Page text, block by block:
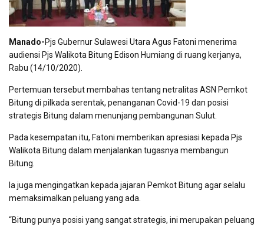
Manado-Pjs Gubernur Sulawesi Utara Agus Fatoni menerima
audiensi Pjs Walikota Bitung Edison Humiang di ruang kerjanya,
Rabu (14/10/2020).
Pertemuan tersebut membahas tentang netralitas ASN Pemkot
Bitung di pilkada serentak, penanganan Covid-19 dan posisi
strategis Bitung dalam menunjang pembangunan Sulut.
Pada kesempatan itu, Fatoni memberikan apresiasi kepada Pjs
Walikota Bitung dalam menjalankan tugasnya membangun
Bitung.
Ia juga mengingatkan kepada jajaran Pemkot Bitung agar selalu
memaksimalkan peluang yang ada.
“Bitung punya posisi yang sangat strategis, ini merupakan peluang